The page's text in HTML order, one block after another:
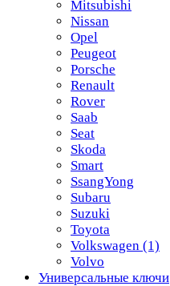
Mitsubishi
Nissan
Opel
Peugeot
Porsche
Renault
Rover
Saab
Seat
Skoda
Smart
SsangYong
Subaru
Suzuki
Toyota
Volkswagen (1)
Volvo
Универсальные ключи